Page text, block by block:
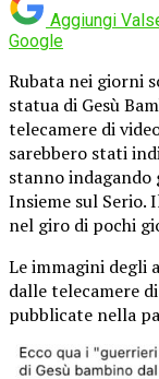
Aggiungi
Google
Rubata nei giorni
statua di Gesù
telecamere di
sarebbero stati
stanno indagando
Insieme sul Serio.
nel giro di pochi
Le immagini degli
dalle telecamere
pubblicate nella